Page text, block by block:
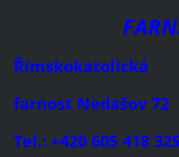
farnost Nedašov 72
Tel.: +420 605 418